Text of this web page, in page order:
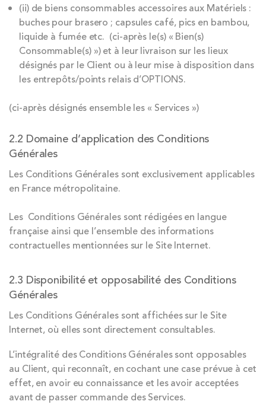
(ii) de biens consommables accessoires aux Matériels :
buches pour brasero ; capsules café, pics en bambou,
liquide à fumée etc. (ci-après le(s) « Bien(s)
Consommable(s) ») et à leur livraison sur les lieux
désignés par le Client ou à leur mise à disposition dans
les entrepôts/points relais d’OPTIONS.
(ci-après désignés ensemble les « Services »)
2.2 Domaine d’application des Conditions
Générales
Les Conditions Générales sont exclusivement applicables
en France métropolitaine.
Les Conditions Générales sont rédigées en langue
française ainsi que l’ensemble des informations
contractuelles mentionnées sur le Site Internet.
2.3 Disponibilité et opposabilité des Conditions
Générales
Les Conditions Générales sont affichées sur le Site
Internet, où elles sont directement consultables.
L’intégralité des Conditions Générales sont opposables
au Client, qui reconnaît, en cochant une case prévue à cet
effet, en avoir eu connaissance et les avoir acceptées
avant de passer commande des Services.